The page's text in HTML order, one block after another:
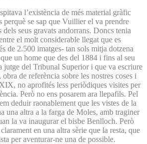
l’existència de més material gràfic
se sap que Vuillier el va prendre
seus gravats andorrans. Doncs tenia
el molt considerable llegat que es
de 2.500 imatges- tan sols mitja dotzena
un home que des del 1884 i fins al seu
jutge del Tribunal Superior i que va escriure
de referència sobre les nostres coses i
no aprofités less periòdiques visites per
Però no ens posarem ara llepafils. Pel
deduir raonablement que les vistes de la
una altra a la farga de Moles, amb traginer
la va inaugurar el bisbe Benlloch. Però
en una altra sèrie que la resta, que
per aventurar-ne una de possible.